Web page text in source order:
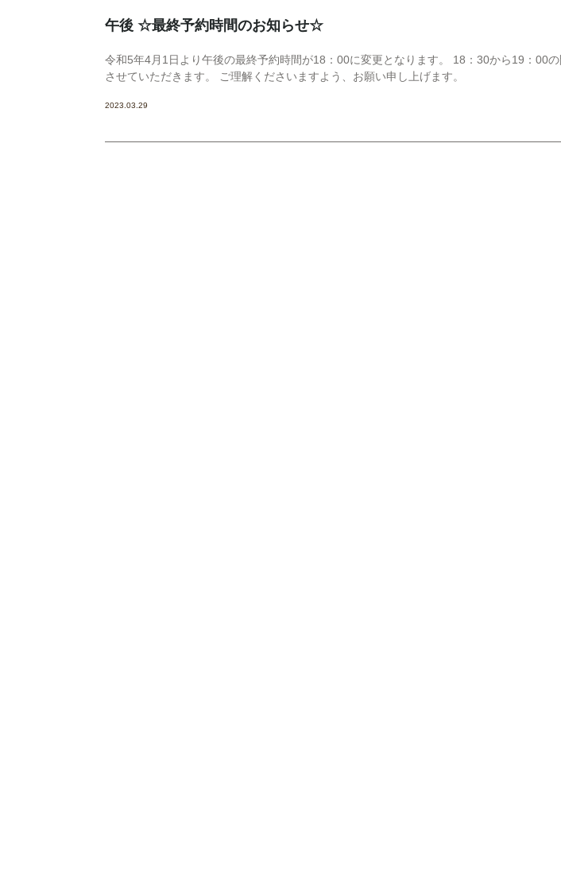
午後 ☆最終予約時間のお知らせ☆
令和5年4月1日より午後の最終予約時間が18：00に変更となります。 18：30から19：00
させていただきます。 ご理解くださいますよう、お願い申し上げます。
2023.03.29